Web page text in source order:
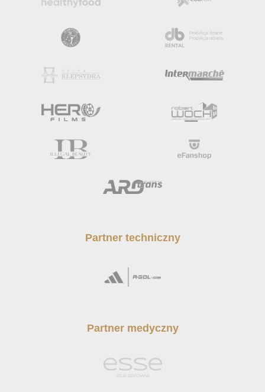
Partner techniczny
Partner medyczny